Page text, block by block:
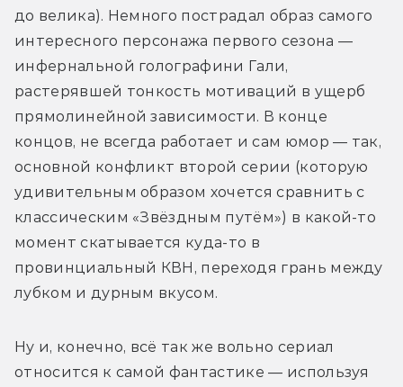
до велика). Немного пострадал образ самого
интересного персонажа первого сезона —
инфернальной голографини Гали,
растерявшей тонкость мотиваций в ущерб
прямолинейной зависимости. В конце
концов, не всегда работает и сам юмор — так,
основной конфликт второй серии (которую
удивительным образом хочется сравнить с
классическим «Звёздным путём») в какой-то
момент скатывается куда-то в
провинциальный КВН, переходя грань между
лубком и дурным вкусом.
Ну и, конечно, всё так же вольно сериал
относится к самой фантастике — используя